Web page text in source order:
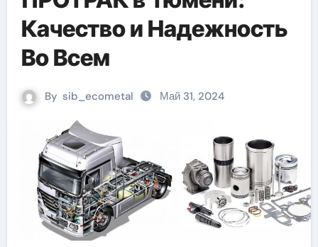
Качество и Надежность
Во Всем
By sib_ecometal Май 31, 2024